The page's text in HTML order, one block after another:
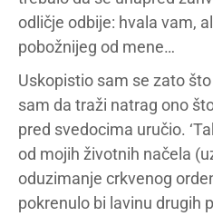
odličje odbije: hvala vam,
pobožnijeg od mene…
Uskopistio sam se zato
sam da traži natrag ono
pred svedocima uručio.
od mojih životnih načela
oduzimanje crkvenog
pokrenulo bi lavinu drugih